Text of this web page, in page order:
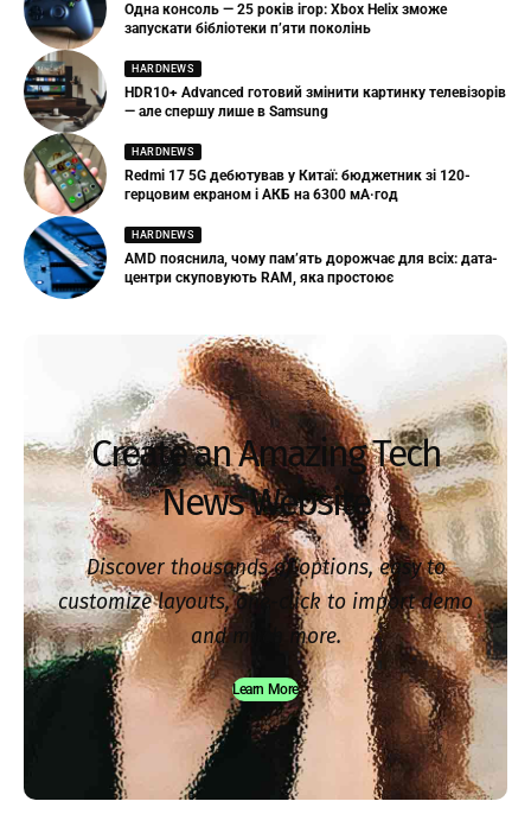
Одна консоль — 25 років ігор: Xbox Helix зможе
запускати бібліотеки п’яти поколінь
HARDNEWS
HDR10+ Advanced готовий змінити картинку телевізорів
— але спершу лише в Samsung
HARDNEWS
Redmi 17 5G дебютував у Китаї: бюджетник зі 120-
герцовим екраном і АКБ на 6300 мА·год
HARDNEWS
AMD пояснила, чому пам’ять дорожчає для всіх: дата-
центри скуповують RAM, яка простоює
Create an Amazing Tech
News Website
Discover thousands of options, easy to
customize layouts, one-click to import demo
and much more.
Learn More